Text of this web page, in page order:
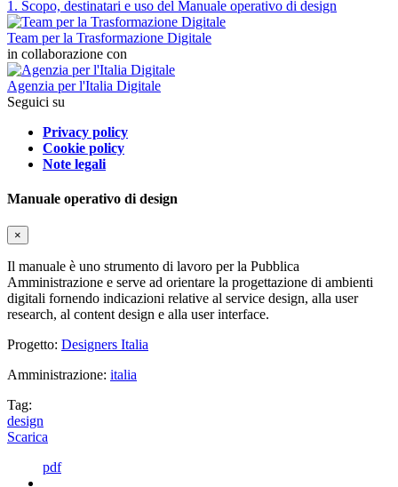
1. Scopo, destinatari e uso del Manuale operativo di design
Team per la Trasformazione Digitale
in collaborazione con
Agenzia per l'Italia Digitale
Seguici su
Privacy policy
Cookie policy
Note legali
Manuale operativo di design
×
Il manuale è uno strumento di lavoro per la Pubblica
Amministrazione e serve ad orientare la progettazione di ambienti
digitali fornendo indicazioni relative al service design, alla user
research, al content design e alla user interface.
Progetto: Designers Italia
Amministrazione: italia
Tag:
design
Scarica
pdf